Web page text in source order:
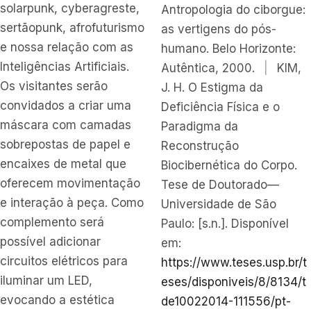
solarpunk, cyberagreste,
sertãopunk, afrofuturismo
e nossa relação com as
Inteligências Artificiais.
Os visitantes serão
convidados a criar uma
máscara com camadas
sobrepostas de papel e
encaixes de metal que
oferecem movimentação
e interação à peça. Como
complemento será
possível adicionar
circuitos elétricos para
iluminar um LED,
evocando a estética
Antropologia do ciborgue:
as vertigens do pós-
humano. Belo Horizonte:
Autêntica, 2000.
KIM,
J. H. O Estigma da
Deficiência Física e o
Paradigma da
Reconstrução
Biocibernética do Corpo.
Tese de Doutorado—
Universidade de São
Paulo: [s.n.]. Disponível
em:
https://www.teses.usp.br/t
eses/disponiveis/8/8134/t
de10022014-111556/pt-